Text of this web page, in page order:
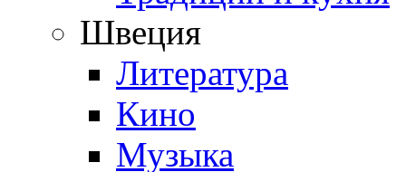
Швеция
Литература
Кино
Музыка